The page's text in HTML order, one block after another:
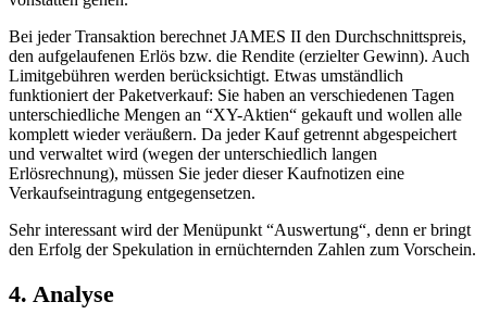
Bei jeder Transaktion berechnet JAMES II den Durchschnittspreis,
den aufgelaufenen Erlös bzw. die Rendite (erzielter Gewinn). Auch
Limitgebühren werden berücksichtigt. Etwas umständlich
funktioniert der Paketverkauf: Sie haben an verschiedenen Tagen
unterschiedliche Mengen an “XY-Aktien“ gekauft und wollen alle
komplett wieder veräußern. Da jeder Kauf getrennt abgespeichert
und verwaltet wird (wegen der unterschiedlich langen
Erlösrechnung), müssen Sie jeder dieser Kaufnotizen eine
Verkaufseintragung entgegensetzen.
Sehr interessant wird der Menüpunkt “Auswertung“, denn er bringt
den Erfolg der Spekulation in ernüchternden Zahlen zum Vorschein.
4. Analyse